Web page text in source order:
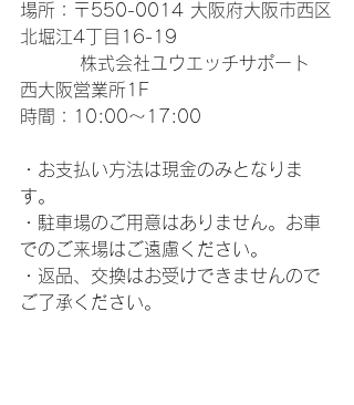
場所：〒550-0014 大阪府大阪市西区
北堀江4丁目16-19
西大阪営業所1F
時間：10:00～17:00
・お支払い方法は現金のみとなりま
す。
・駐車場のご用意はありません。お車
でのご来場はご遠慮ください。
・返品、交換はお受けできませんので
ご了承ください。